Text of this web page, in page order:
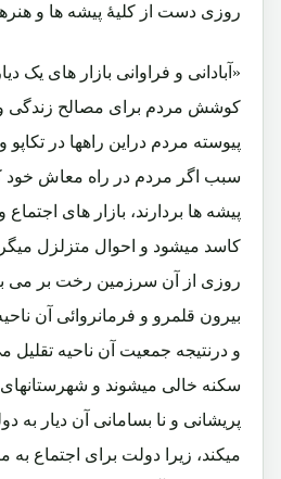
روزی دست از کلیۀ پیشه ها و
«آبادانی و فراوانی بازار های یک
کوشش مردم برای مصالح زندگی
پیوسته مردم دراین راهها در تکاپو
سبب اگر مردم در راه معاش
پیشه ها بردارند، بازار های اجتماع
کاسد میشود و احوال متزلزل
روزی از آن سرزمین رخت بر می
بیرون قلمرو و فرمانروائی آن
و درنتیجه جمعیت آن ناحیه تقلیل
سکنه خالی میشوند و شهرستانهای
پریشانی و نا بسامانی آن دیار
میکند، زیرا دولت برای اجتماع